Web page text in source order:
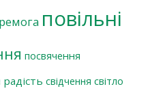
повільні
посвячення
радість свідчення світло